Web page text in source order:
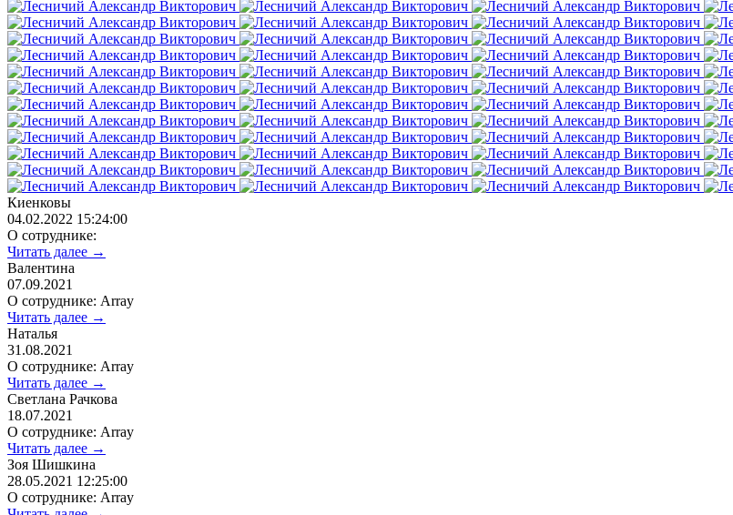
Киенковы
04.02.2022 15:24:00
О сотруднике:
Читать далее →
Валентина
07.09.2021
О сотруднике: Array
Читать далее →
Наталья
31.08.2021
О сотруднике: Array
Читать далее →
Светлана Рачкова
18.07.2021
О сотруднике: Array
Читать далее →
Зоя Шишкина
28.05.2021 12:25:00
О сотруднике: Array